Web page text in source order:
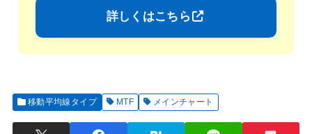
詳しくはこちら
移動平均線タイプ MTF メインチャート